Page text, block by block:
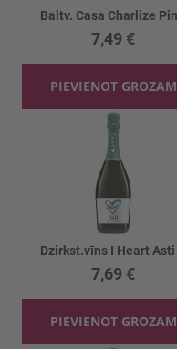
7,49 €
PIEVIENOT GROZAM
7,69 €
PIEVIENOT GROZAM